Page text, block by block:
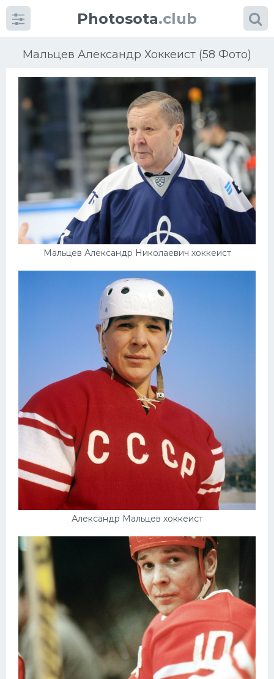
Photosota.club
Мальцев Александр Хоккеист (58 Фото)
Мальцев Александр Николаевич хоккеист
Александр Мальцев хоккеист
КатегорииФото
Еще картинки...
Футбол
Баскетбол
Хоккей
Велогонки
Конькобежный спорт
Интерьер квартиры